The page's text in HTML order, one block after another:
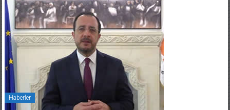
Haberler